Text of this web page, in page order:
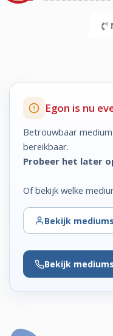
Egon is nu
Betrouwbaar
bereikbaar.
Probeer het later
Of bekijk welke
Bekijk
Bekijk